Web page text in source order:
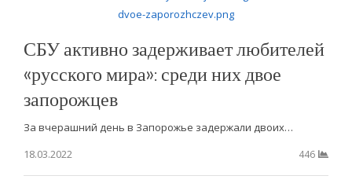
СБУ активно задерживает любителей
«русского мира»: среди них двое
запорожцев
За вчерашний день в Запорожье задержали двоих…
18.03.2022
446